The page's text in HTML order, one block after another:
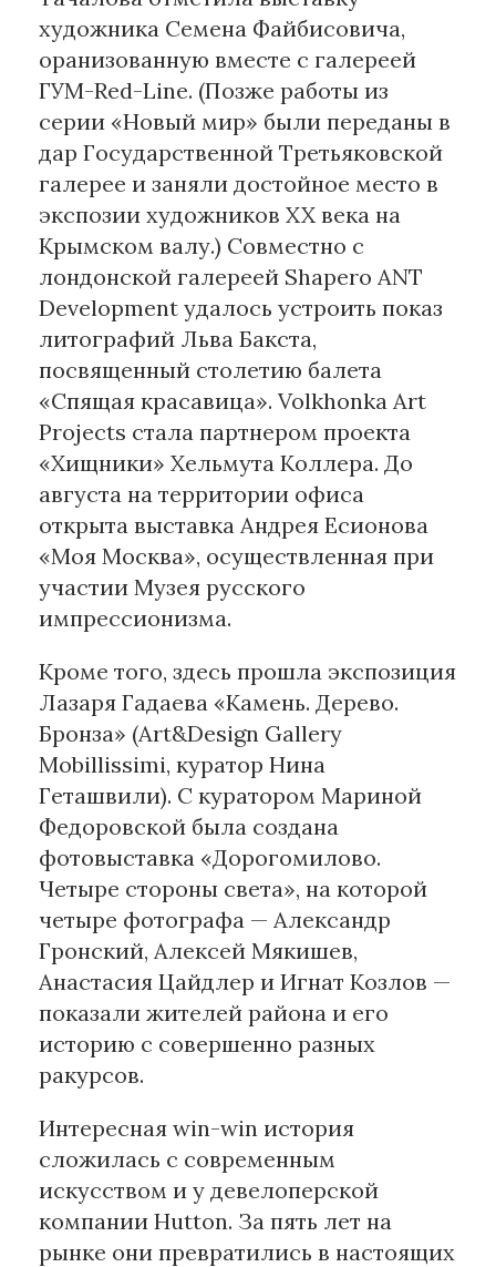
художника Семена Файбисовича,
оранизованную вместе с галереей
ГУМ-Red-Line. (Позже работы из
серии «Новый мир» были переданы в
дар Государственной Третьяковской
галерее и заняли достойное место в
экспозии художников XX века на
Крымском валу.) Совместно с
лондонской галереей Shapero ANT
Development удалось устроить показ
литографий Льва Бакста,
посвященный столетию балета
«Спящая красавица». Volkhonka Art
Projects стала партнером проекта
«Хищники» Хельмута Коллера. До
августа на территории офиса
открыта выставка Андрея Есионова
«Моя Москва», осуществленная при
участии Музея русского
импрессионизма.
Кроме того, здесь прошла экспозиция
Лазаря Гадаева «Камень. Дерево.
Бронза» (Art&Design Gallery
Mobillissimi, куратор Нина
Геташвили). С куратором Мариной
Федоровской была создана
фотовыставка «Дорогомилово.
Четыре стороны света», на которой
четыре фотографа — Александр
Гронский, Алексей Мякишев,
Анастасия Цайдлер и Игнат Козлов —
показали жителей района и его
историю с совершенно разных
ракурсов.
Интересная win-win история
сложилась с современным
искусством и у девелоперской
компании Hutton. За пять лет на
рынке они превратились в настоящих